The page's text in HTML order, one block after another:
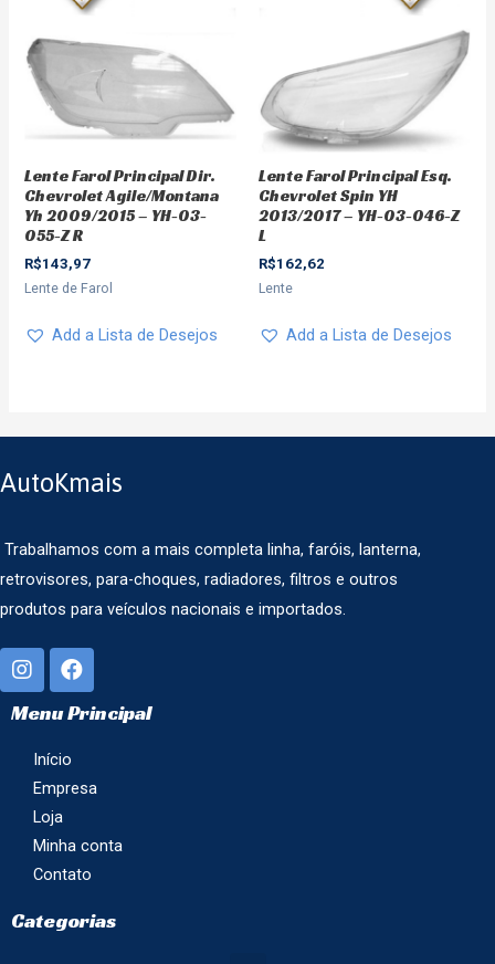
Lente Farol Principal Dir.
Chevrolet Agile/Montana
Yh 2009/2015 – YH-03-
055-Z R
R$143,97
Lente de Farol
Add a Lista de Desejos
Lente Farol Principal Esq.
Chevrolet Spin YH
2013/2017 – YH-03-046-Z
L
R$162,62
Lente
Add a Lista de Desejos
AutoKmais
Trabalhamos com a mais completa linha, faróis, lanterna,
retrovisores, para-choques, radiadores, filtros e outros
produtos para veículos nacionais e importados.
Menu Principal
Início
Empresa
Loja
Minha conta
Contato
Categorias